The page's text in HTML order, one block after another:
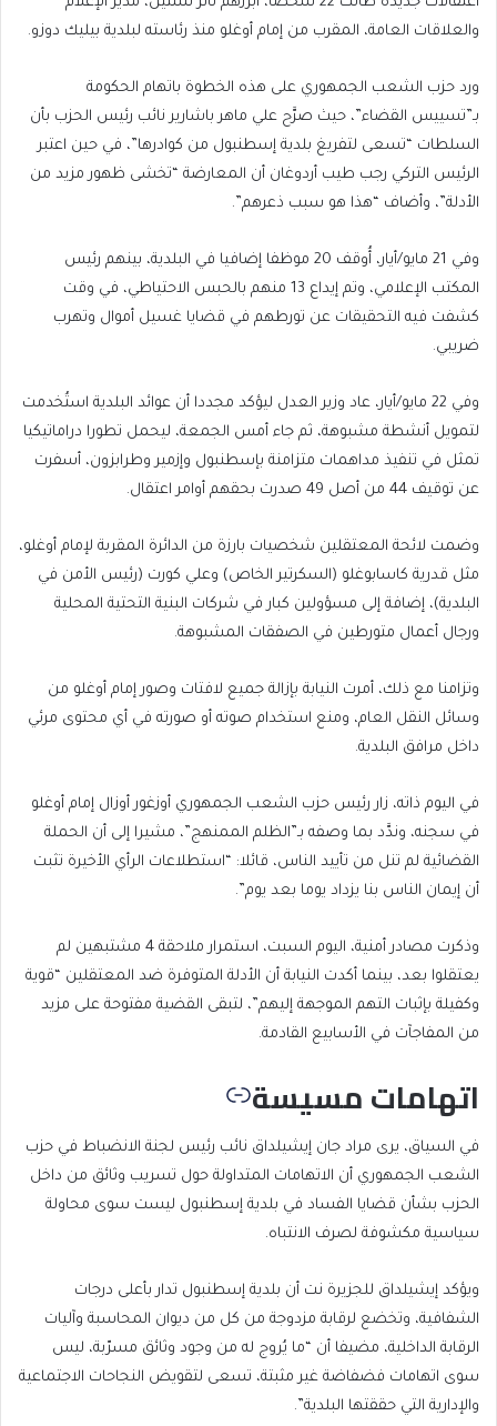
والعلاقات العامة، المقرب من إمام أوغلو منذ رئاسته لبلدية بيليك دوزو.
ورد حزب الشعب الجمهوري على هذه الخطوة باتهام الحكومة
بـ”تسييس القضاء”، حيث صرَّح علي ماهر باشارير نائب رئيس الحزب بأن
السلطات “تسعى لتفريغ بلدية إسطنبول من كوادرها”، في حين اعتبر
الرئيس التركي رجب طيب أردوغان أن المعارضة “تخشى ظهور مزيد من
الأدلة”، وأضاف “هذا هو سبب ذعرهم”.
وفي 21 مايو/أيار، أُوقف 20 موظفا إضافيا في البلدية، بينهم رئيس
المكتب الإعلامي، وتم إيداع 13 منهم بالحبس الاحتياطي، في وقت
كشفت فيه التحقيقات عن تورطهم في قضايا غسيل أموال وتهرب
ضريبي.
وفي 22 مايو/أيار، عاد وزير العدل ليؤكد مجددا أن عوائد البلدية استُخدمت
لتمويل أنشطة مشبوهة، ثم جاء أمس الجمعة، ليحمل تطورا دراماتيكيا
تمثل في تنفيذ مداهمات متزامنة بإسطنبول وإزمير وطرابزون، أسفرت
عن توقيف 44 من أصل 49 صدرت بحقهم أوامر اعتقال.
وضمت لائحة المعتقلين شخصيات بارزة من الدائرة المقربة لإمام أوغلو،
مثل قدرية كاسابوغلو (السكرتير الخاص) وعلي كورت (رئيس الأمن في
البلدية)، إضافة إلى مسؤولين كبار في شركات البنية التحتية المحلية
ورجال أعمال متورطين في الصفقات المشبوهة.
وتزامنا مع ذلك، أمرت النيابة بإزالة جميع لافتات وصور إمام أوغلو من
وسائل النقل العام، ومنع استخدام صوته أو صورته في أي محتوى مرئي
داخل مرافق البلدية.
في اليوم ذاته، زار رئيس حزب الشعب الجمهوري أوزغور أوزال إمام أوغلو
في سجنه، وندَّد بما وصفه بـ”الظلم الممنهج”، مشيرا إلى أن الحملة
القضائية لم تنل من تأييد الناس، قائلا: “استطلاعات الرأي الأخيرة تثبت
أن إيمان الناس بنا يزداد يوما بعد يوم”.
وذكرت مصادر أمنية، اليوم السبت، استمرار ملاحقة 4 مشتبهين لم
يعتقلوا بعد، بينما أكدت النيابة أن الأدلة المتوفرة ضد المعتقلين “قوية
وكفيلة بإثبات التهم الموجهة إليهم”، لتبقى القضية مفتوحة على مزيد
من المفاجآت في الأسابيع القادمة.
اتهامات مسيسة
في السياق، يرى مراد جان إيشيلداق نائب رئيس لجنة الانضباط في حزب
الشعب الجمهوري أن الاتهامات المتداولة حول تسريب وثائق من داخل
الحزب بشأن قضايا الفساد في بلدية إسطنبول ليست سوى محاولة
سياسية مكشوفة لصرف الانتباه.
ويؤكد إيشيلداق للجزيرة نت أن بلدية إسطنبول تدار بأعلى درجات
الشفافية، وتخضع لرقابة مزدوجة من كل من ديوان المحاسبة وآليات
الرقابة الداخلية، مضيفا أن “ما يُروج له من وجود وثائق مسرّبة، ليس
سوى اتهامات فضفاضة غير مثبتة، تسعى لتقويض النجاحات الاجتماعية
والإدارية التي حققتها البلدية”.